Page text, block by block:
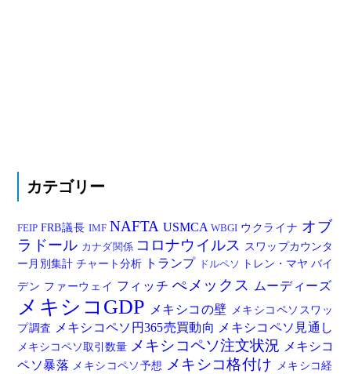
カテゴリー
FEIPFRB議長IMF NAFTA USMCAWBGI ウクライナ オブ
ラドール カナダ関係 コロナウイルス スワップカウンタ
ー月別集計 チャート分析 トランプ ドルペソ トレン・マヤバイ
デン ファーウェイ フィッチぺメックス ムーディーズ
メキシコGDP メキシコの壁 メキシコペソスワッ
プ調査
メキシコペソ円365売買動向 メキシコペソ見通し
メキシコペソ取引数量 メキシコペソ注文状況 メキシコ
ペソ暴落 メキシコペソ予想 メキシコ格付け メキシコ経